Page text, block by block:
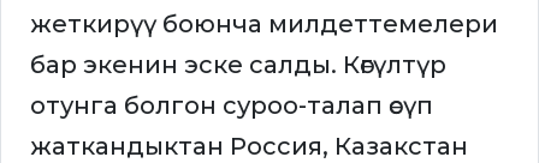
жеткирүү боюнча милдеттемелери
бар экенин эске салды. Көгүлтүр
отунга болгон суроо-талап өсүп
жаткандыктан Россия, Казакстан